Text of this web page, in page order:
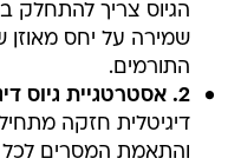
הגיוס צריך להתחלק
שמירה על יחס מאוזן
התורמים.
2. אסטרטגיית גיוס דיגיטלית
דיגיטלית חזקה
והתאמת המסרים